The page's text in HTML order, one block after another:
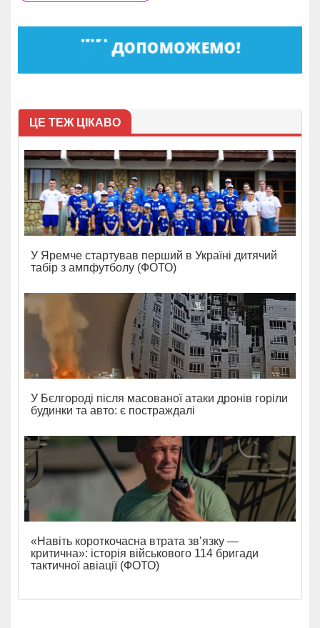
ЦЕ ТЕЖ ЦІКАВО
У Яремче стартував перший в Україні дитячий
табір з ампфутболу (ФОТО)
У Бєлгороді після масованої атаки дронів горіли
будинки та авто: є постраждалі
«Навіть короткочасна втрата зв’язку —
критична»: історія військового 114 бригади
тактичної авіації (ФОТО)